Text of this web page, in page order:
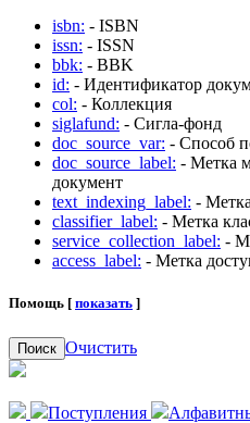
isbn: - ISBN
issn: - ISSN
bbk: - BBK
id: - Идентификатор
col: - Коллекция
siglafund: - Сигла-фонд
doc_source_var: - Способ
doc_source_label: - Метка
документ
text_indexing_label: -
classifier_label: - Метка
service_collection_label: -
access_label: - Метка
Помощь [ показать ]
Поиск Очистить
Поступления